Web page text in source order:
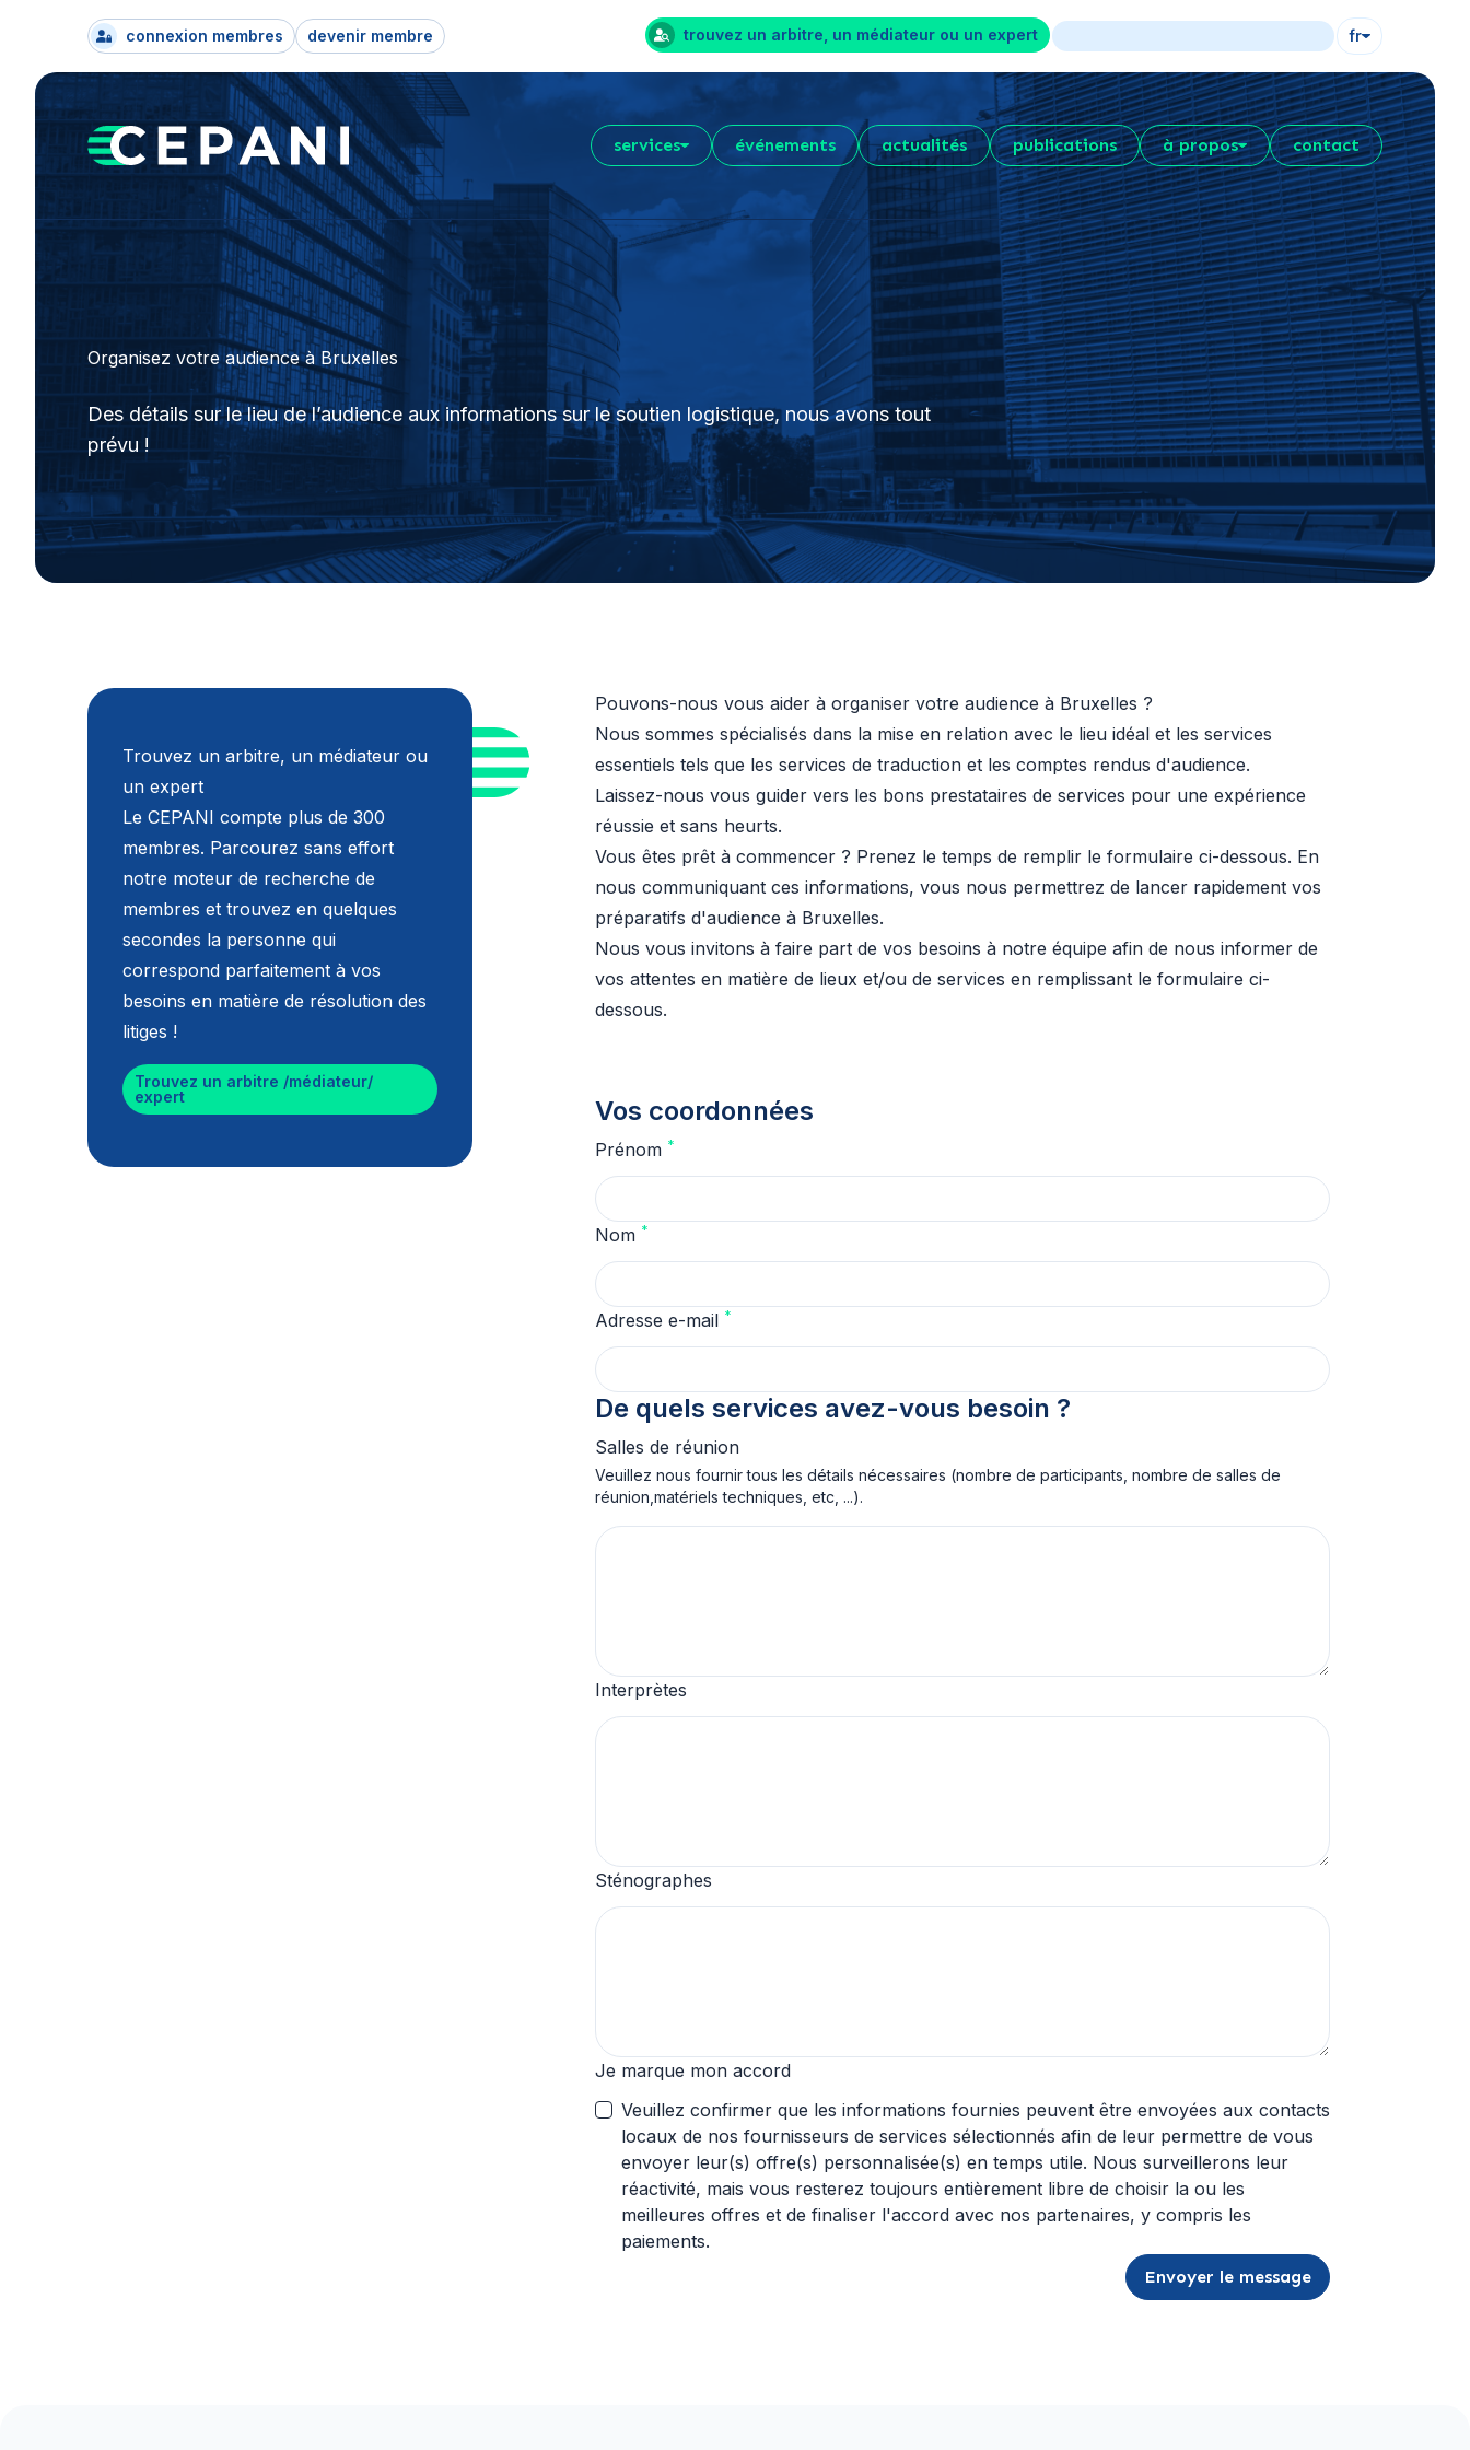
connexion membres devenir membre trouvez un arbitre, un médiateur ou un expert fr
services événements actualités publications à propos contact
Organisez votre audience à Bruxelles
Des détails sur le lieu de l’audience aux informations sur le soutien logistique, nous avons tout
prévu !
Trouvez un arbitre, un médiateur ou
un expert
Le CEPANI compte plus de 300
membres. Parcourez sans effort
notre moteur de recherche de
membres et trouvez en quelques
secondes la personne qui
correspond parfaitement à vos
besoins en matière de résolution des
litiges !
Trouvez un arbitre /médiateur/
expert
Pouvons-nous vous aider à organiser votre audience à Bruxelles ?
Nous sommes spécialisés dans la mise en relation avec le lieu idéal et les services
essentiels tels que les services de traduction et les comptes rendus d'audience.
Laissez-nous vous guider vers les bons prestataires de services pour une expérience
réussie et sans heurts.
Vous êtes prêt à commencer ? Prenez le temps de remplir le formulaire ci-dessous. En
nous communiquant ces informations, vous nous permettrez de lancer rapidement vos
préparatifs d'audience à Bruxelles.
Nous vous invitons à faire part de vos besoins à notre équipe afin de nous informer de
vos attentes en matière de lieux et/ou de services en remplissant le formulaire ci-
dessous.
Vos coordonnées
Prénom *
Nom *
Adresse e-mail *
De quels services avez-vous besoin ?
Salles de réunion
Veuillez nous fournir tous les détails nécessaires (nombre de participants, nombre de salles de
réunion,matériels techniques, etc, ...).
Interprètes
Sténographes
Je marque mon accord
Veuillez confirmer que les informations fournies peuvent être envoyées aux contacts
locaux de nos fournisseurs de services sélectionnés afin de leur permettre de vous
envoyer leur(s) offre(s) personnalisée(s) en temps utile. Nous surveillerons leur
réactivité, mais vous resterez toujours entièrement libre de choisir la ou les
meilleures offres et de finaliser l'accord avec nos partenaires, y compris les
paiements.
Envoyer le message